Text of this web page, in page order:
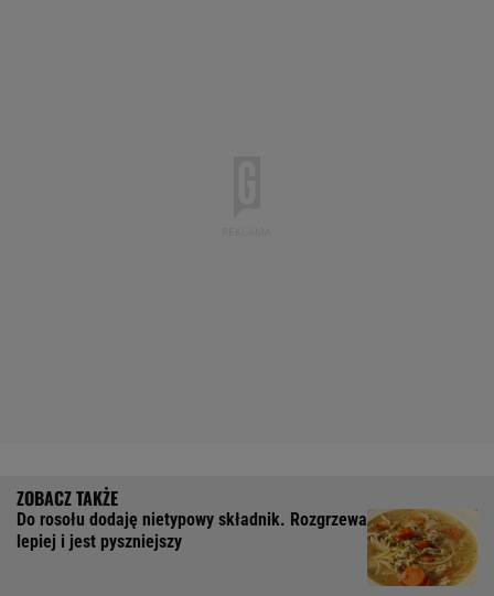
Do rosołu dodaję nietypowy składnik. Rozgrzewa
lepiej i jest pyszniejszy